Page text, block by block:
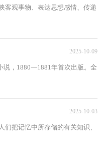
客观事物、表达思想感情、传递
2025-10-09
说，1880—1881年首次出版。全
2025-10-03
把记忆中所存储的有关知识、